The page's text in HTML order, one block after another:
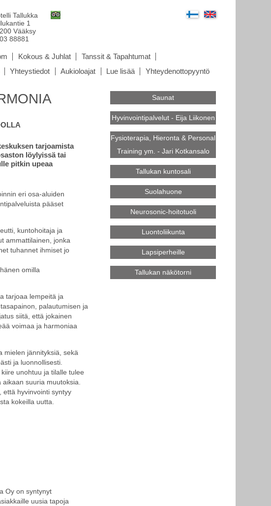
Tallukka
1
Vääksy
88881
Kokous & Juhlat
Tanssit & Tapahtumat
Yhteystiedot Aukioloajat Lue lisää Yhteydenottopyyntö
tarjoamista
löylyissä tai
pitkin upeaa
eri osa-aluiden
pääset
kuntohoitaja ja
ammattilainen, jonka
tuhannet ihmiset jo
omilla
tarjoaa lempeitä ja
palautumisen ja
siitä, että jokainen
voimaa ja harmoniaa
mielen jännityksiä, sekä
ja luonnollisesti.
unohtuu ja tilalle tulee
suuria muutoksia.
että hyvinvointi syntyy
kokeilla uutta.
Oy on syntynyt
uusia tapoja
Saunat
Hyvinvointipalvelut - Eija Liikonen
Fysioterapia, Hieronta & Personal
Training ym. - Jari Kotkansalo
Tallukan kuntosali
Suolahuone
Neurosonic-hoitotuoli
Luontoliikunta
Lapsiperheille
Tallukan näkötorni